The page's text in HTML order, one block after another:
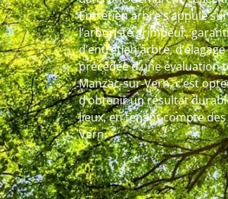
Entretien arbre s’appuie
l’arboriste grimpeur,
d’entretien arbre,
précédée d’une évaluation
Manzac-sur-Vern, c’est
d’obtenir un résultat
lieux, en tenant compte
Vern.